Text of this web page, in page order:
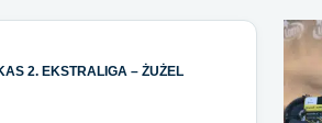
2. EKSTRALIGA – ŻUŻEL